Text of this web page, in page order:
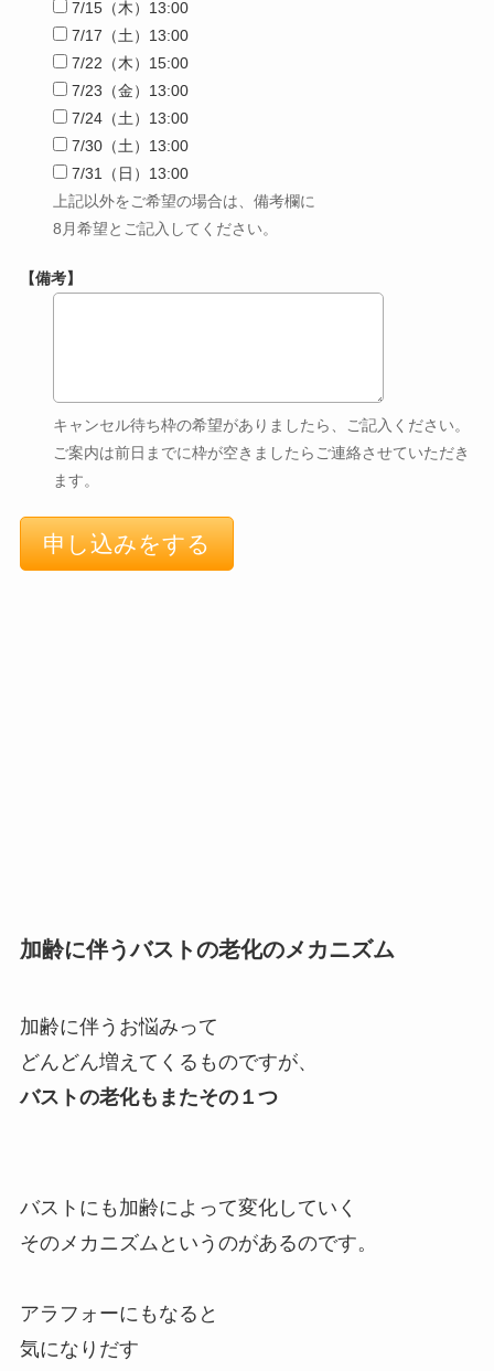
7/15（木）13:00
7/17（土）13:00
7/22（木）15:00
7/23（金）13:00
7/24（土）13:00
7/30（土）13:00
7/31（日）13:00
上記以外をご希望の場合は、備考欄に
8月希望とご記入してください。
【備考】
キャンセル待ち枠の希望がありましたら、ご記入ください。
ご案内は前日までに枠が空きましたらご連絡させていただき
ます。
加齢に伴うバストの老化のメカニズム
加齢に伴うお悩みって
どんどん増えてくるものですが、
バストの老化もまたその１つ
バストにも加齢によって変化していく
そのメカニズムというのがあるのです。
アラフォーにもなると
気になりだす